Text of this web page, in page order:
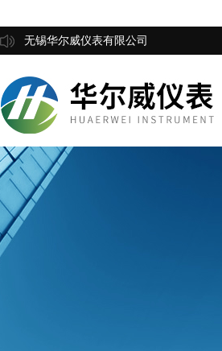
无锡华尔威仪表有限公司